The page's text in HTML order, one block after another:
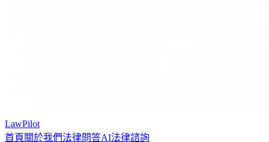
LawPilot
首頁 關於我們法律問答AI法律諮詢